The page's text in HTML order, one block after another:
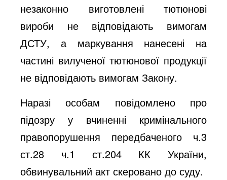
незаконно виготовлені тютюнові
вироби не відповідають вимогам
ДСТУ, а маркування нанесені на
частині вилученої тютюнової продукції
не відповідають вимогам Закону.
Наразі особам повідомлено про
підозру у вчиненні кримінального
правопорушення передбаченого ч.3
ст.28 ч.1 ст.204 КК України,
обвинувальний акт скеровано до суду.